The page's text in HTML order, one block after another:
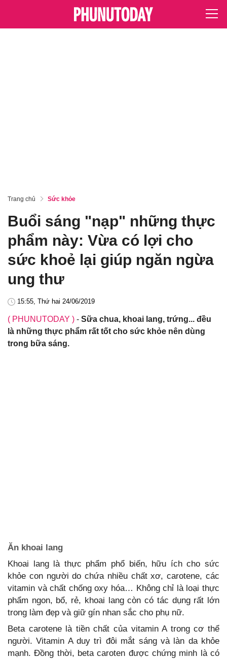
Trang chủ Sức khỏe
Buổi sáng "nạp" những thực
phẩm này: Vừa có lợi cho
sức khoẻ lại giúp ngăn ngừa
ung thư
15:55, Thứ hai 24/06/2019
( PHUNUTODAY ) - Sữa chua, khoai lang, trứng... đều
là những thực phẩm rất tốt cho sức khỏe nên dùng
trong bữa sáng.
Ăn khoai lang
Khoai lang là thực phẩm phổ biến, hữu ích cho sức
khỏe con người do chứa nhiều chất xơ, carotene, các
vitamin và chất chống oxy hóa… Không chỉ là loại thực
phẩm ngon, bổ, rẻ, khoai lang còn có tác dụng rất lớn
trong làm đẹp và giữ gín nhan sắc cho phụ nữ.
Beta carotene là tiền chất của vitamin A trong cơ thể
người. Vitamin A duy trì đôi mắt sáng và làn da khỏe
mạnh. Đồng thời, beta caroten được chứng minh là có